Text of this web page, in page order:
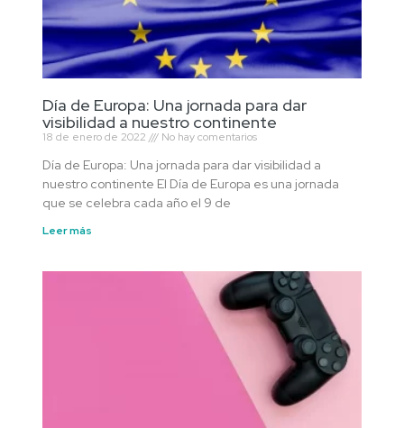
Día de Europa: Una jornada para dar
visibilidad a nuestro continente
18 de enero de 2022 No hay comentarios
Día de Europa: Una jornada para dar visibilidad a
nuestro continente El Día de Europa es una jornada
que se celebra cada año el 9 de
Leer más